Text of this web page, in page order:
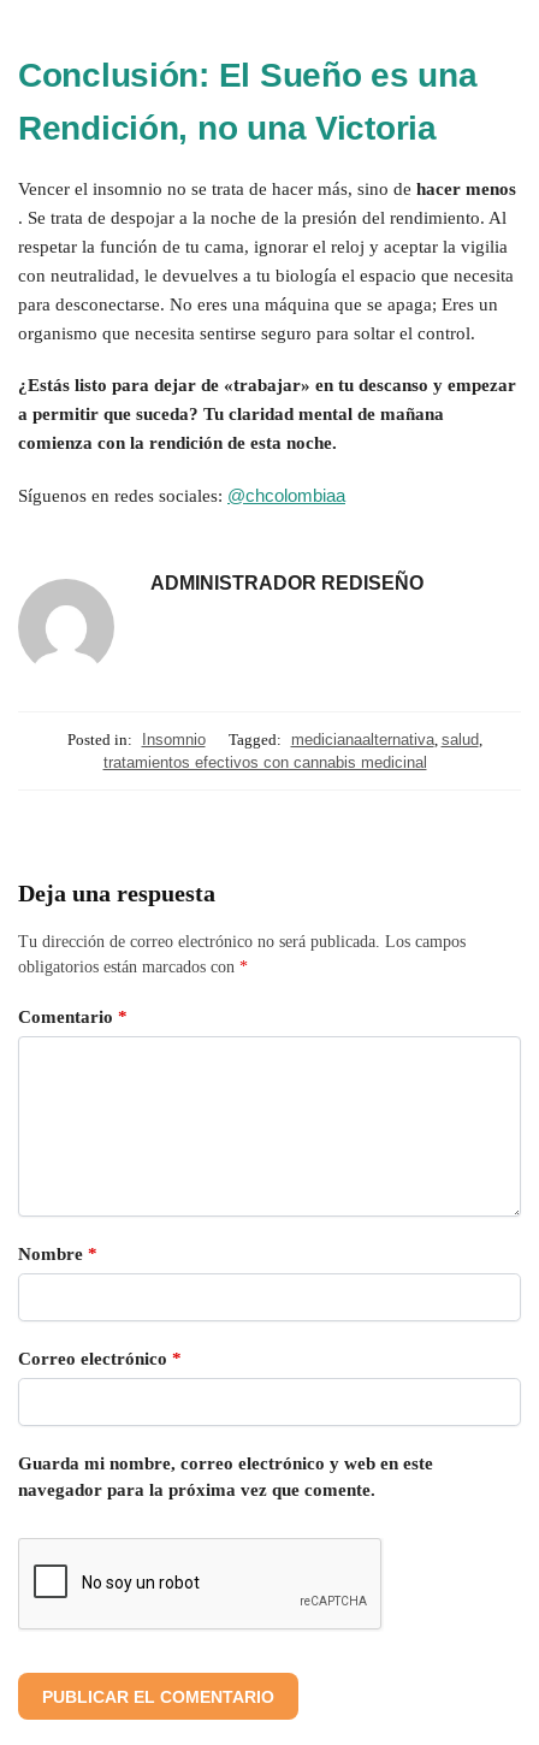
Conclusión: El Sueño es una
Rendición, no una Victoria
Vencer el insomnio no se trata de hacer más, sino de hacer menos
. Se trata de despojar a la noche de la presión del rendimiento. Al
respetar la función de tu cama, ignorar el reloj y aceptar la vigilia
con neutralidad, le devuelves a tu biología el espacio que necesita
para desconectarse. No eres una máquina que se apaga; Eres un
organismo que necesita sentirse seguro para soltar el control.
¿Estás listo para dejar de «trabajar» en tu descanso y empezar
a permitir que suceda? Tu claridad mental de mañana
comienza con la rendición de esta noche.
Síguenos en redes sociales: @chcolombiaa
ADMINISTRADOR REDISEÑO
Posted in: Insomnio Tagged: medicianaalternativa, salud,
tratamientos efectivos con cannabis medicinal
Deja una respuesta
Tu dirección de correo electrónico no será publicada. Los campos
obligatorios están marcados con *
Comentario *
Nombre *
Correo electrónico *
Guarda mi nombre, correo electrónico y web en este
navegador para la próxima vez que comente.